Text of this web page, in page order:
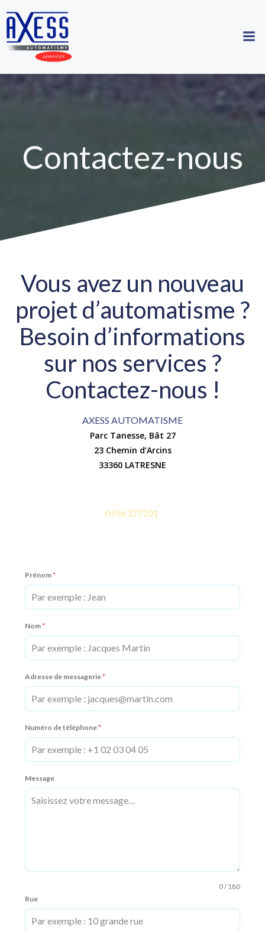
Contactez-nous
Vous avez un nouveau
projet d’automatisme ?
Besoin d’informations
sur nos services ?
Contactez-nous !
AXESS AUTOMATISME
Parc Tanesse, Bât 27
23 Chemin d’Arcins
33360 LATRESNE
0556327101
Prénom*
Nom*
Adresse de messagerie*
Numéro de téléphone*
Message
0 / 180
Rue